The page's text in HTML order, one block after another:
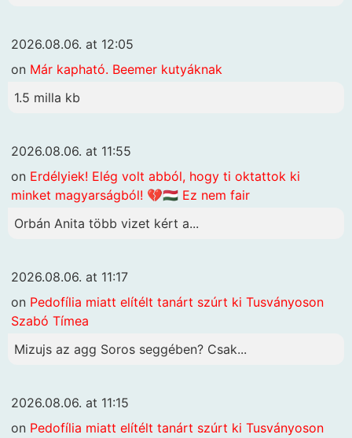
2026.08.06. at 12:05
on Már kapható. Beemer kutyáknak
1.5 milla kb
2026.08.06. at 11:55
on Erdélyiek! Elég volt abból, hogy ti oktattok ki
minket magyarságból! 💔🇭🇺 Ez nem fair
Orbán Anita több vizet kért a...
2026.08.06. at 11:17
on Pedofília miatt elítélt tanárt szúrt ki Tusványoson
Szabó Tímea
Mizujs az agg Soros seggében? Csak...
2026.08.06. at 11:15
on Pedofília miatt elítélt tanárt szúrt ki Tusványoson